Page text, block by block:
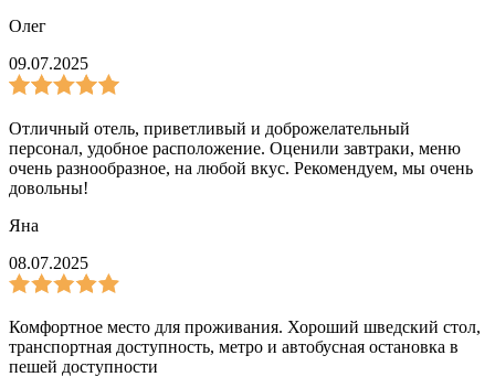
Олег
09.07.2025
Отличный отель, приветливый и доброжелательный
персонал, удобное расположение. Оценили завтраки, меню
очень разнообразное, на любой вкус. Рекомендуем, мы очень
довольны!
Яна
08.07.2025
Комфортное место для проживания. Хороший шведский стол,
транспортная доступность, метро и автобусная остановка в
пешей доступности